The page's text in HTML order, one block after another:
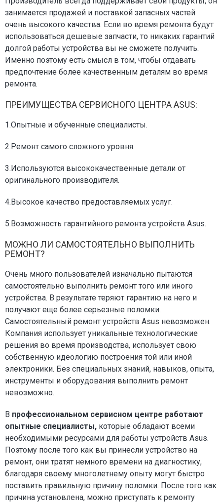
занимается продажей и поставкой запасных частей
очень высокого качества. Если во время ремонта будут
использоваться дешевые запчасти, то никаких гарантий
долгой работы устройства вы не сможете получить.
Именно поэтому есть смысл в том, чтобы отдавать
предпочтение более качественным деталям во время
ремонта.
ПРЕИМУЩЕСТВА СЕРВИСНОГО ЦЕНТРА ASUS:
1.Опытные и обученные специалисты.
2.Ремонт самого сложного уровня.
3.Используются высококачественные детали от
оригинального производителя.
4.Высокое качество предоставляемых услуг.
5.Возможность гарантийного ремонта устройств Asus.
МОЖНО ЛИ САМОСТОЯТЕЛЬНО ВЫПОЛНИТЬ
РЕМОНТ?
Очень много пользователей изначально пытаются
самостоятельно выполнить ремонт того или иного
устройства. В результате теряют гарантию на него и
получают еще более серьезные поломки.
Самостоятельный ремонт устройств Asus невозможен.
Компания использует уникальные технологические
решения во время производства, использует свою
собственную идеологию построения той или иной
электроники. Без специальных знаний, навыков, опыта,
инструменты и оборудования выполнить ремонт
невозможно.
В профессиональном сервисном центре работают
опытные специалисты, которые обладают всеми
необходимыми ресурсами для работы устройств Asus.
Поэтому после того как вы принесли устройство на
ремонт, они тратят немного времени на диагностику,
благодаря своему многолетнему опыту могут быстро
поставить правильную причину поломки. После того как
причина установлена, можно приступать к ремонту